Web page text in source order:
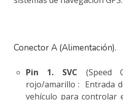
Conector A (Alimentación).
Pin 1. SVC (Speed
rojo/amarillo : Entrada
vehículo para controlar